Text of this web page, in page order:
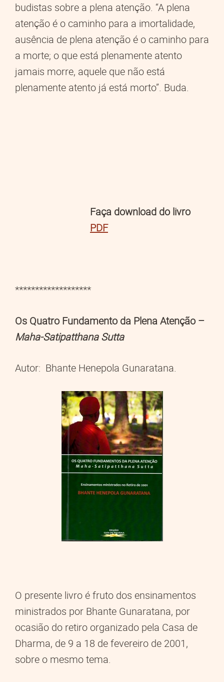
budistas sobre a plena atenção. “A plena
atenção é o caminho para a imortalidade,
ausência de plena atenção é o caminho para
a morte; o que está plenamente atento
jamais morre, aquele que não está
plenamente atento já está morto”. Buda.
Faça download do livro
PDF
*******************
Os Quatro Fundamento da Plena Atenção –
Maha-Satipatthana Sutta
Autor: Bhante Henepola Gunaratana.
O presente livro é fruto dos ensinamentos
ministrados por Bhante Gunaratana, por
ocasião do retiro organizado pela Casa de
Dharma, de 9 a 18 de fevereiro de 2001,
sobre o mesmo tema.